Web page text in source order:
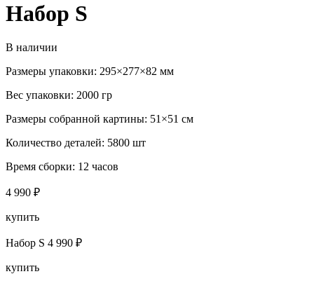
Набор S
В наличии
Размеры упаковки: 295×277×82 мм
Вес упаковки: 2000 гр
Размеры собранной картины: 51×51 см
Количество деталей: 5800 шт
Время сборки: 12 часов
4 990 ₽
купить
Набор S 4 990 ₽
купить